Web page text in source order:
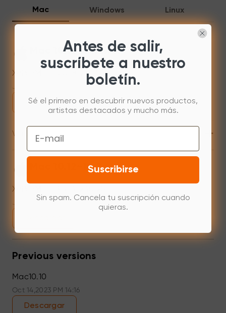
Mac Windows Linux
Mac 10.13 or newer
XPPenMac_4.0.18_260723
Descargar
Versión anterior +
Mac 10.12~14.2
XPPenMac_3.4.14_240125
Jan 25,2024 PM 17:41
Previous versions
Mac10.10
Oct 14,2023 PM 14:16
Descargar
Antes de salir,
suscríbete a nuestro
boletín.
Sé el primero en descubrir nuevos productos,
artistas destacados y mucho más.
Email
Suscribirse
Sin spam. Cancela tu suscripción cuando
quieras.